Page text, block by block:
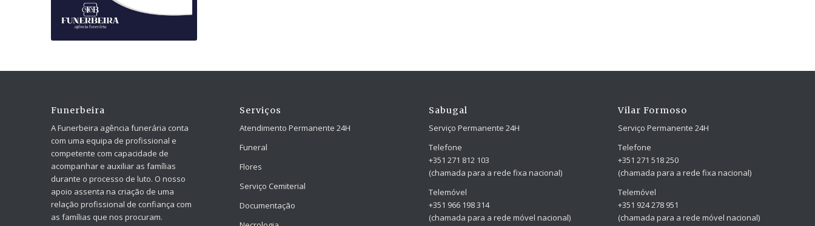
Funerbeira
A Funerbeira agência funerária conta
com uma equipa de profissional e
competente com capacidade de
acompanhar e auxiliar as famílias
durante o processo de luto. O nosso
apoio assenta na criação de uma
relação profissional de confiança com
as famílias que nos procuram.
Serviços
Atendimento Permanente 24H
Funeral
Flores
Serviço Cemiterial
Documentação
Sabugal
Serviço Permanente 24H
Telefone
+351 271 812 103
(chamada para a rede fixa nacional)
Telemóvel
+351 966 198 314
(chamada para a rede móvel nacional)
Vilar Formoso
Serviço Permanente 24H
Telefone
+351 271 518 250
(chamada para a rede fixa nacional)
Telemóvel
+351 924 278 951
(chamada para a rede móvel nacional)